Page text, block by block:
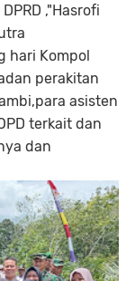
,"Hasrofi
hari Kompol
perakitan
asisten
terkait dan
dan